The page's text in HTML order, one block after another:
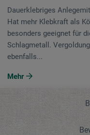
Dauerklebriges
Hat mehr Klebkraft als
besonders geeignet für
Schlagmetall.
ebenfalls...
Mehr